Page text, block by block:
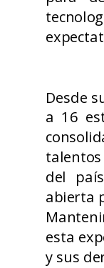
Desde
a 16
del
abierta
esta
y sus